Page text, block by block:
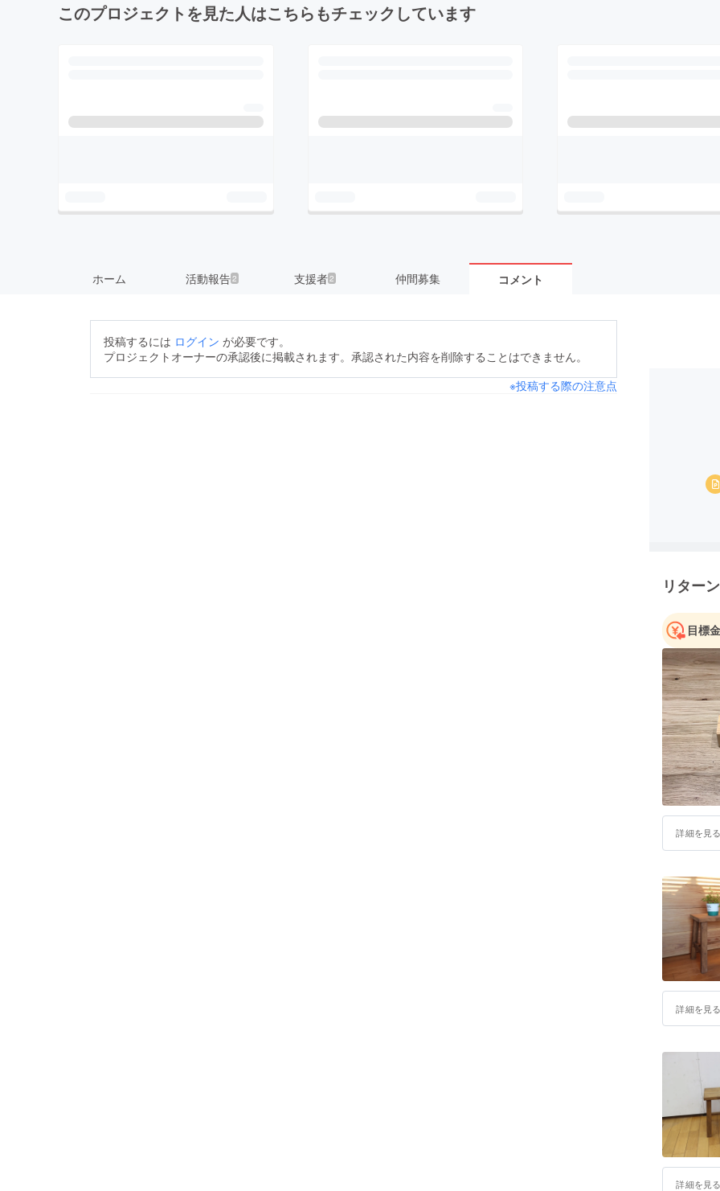
このプロジェクトを見た人はこちらもチェックしています
ホーム 活動報告2 支援者2 仲間募集 コメント
投稿するには ログイン が必要です。
プロジェクトオーナーの承認後に掲載されます。承認された内容を削除することはできません。
※投稿する際の注意点
リター
目標
詳細を見
詳細を見
詳細を見